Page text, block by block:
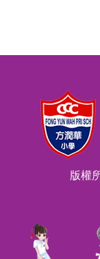
版權